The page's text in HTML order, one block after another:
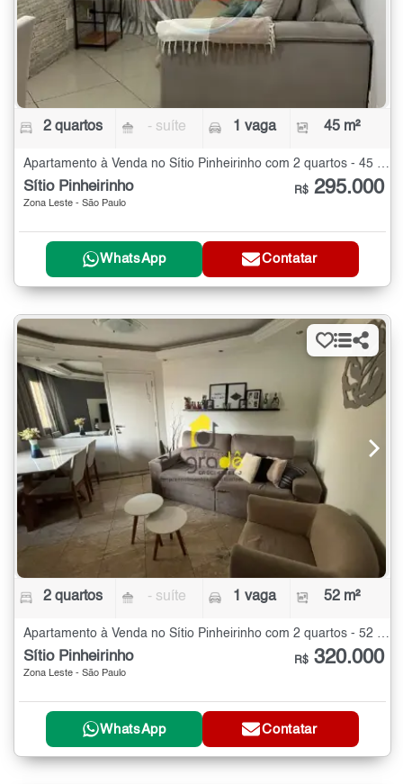
2 quartos - suíte 1 vaga 45 m²
Sítio Pinheirinho
Zona Leste - São Paulo
R$ 295.000
WhatsApp Contatar
2 quartos - suíte 1 vaga 52 m²
Apartamento à Venda no Sítio Pinheirinho com 2 quartos - 52 m²
Sítio Pinheirinho
Zona Leste - São Paulo
R$ 320.000
WhatsApp Contatar